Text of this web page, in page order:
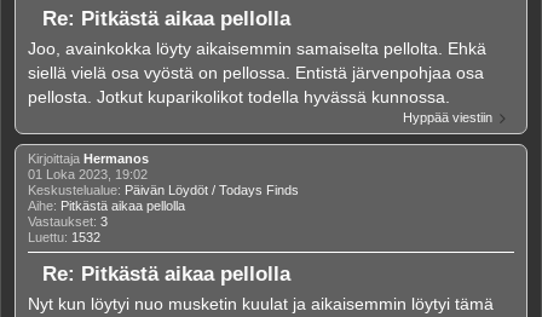
Re: Pitkästä aikaa pellolla
Joo, avainkokka löyty aikaisemmin samaiselta pellolta. Ehkä
siellä vielä osa vyöstä on pellossa. Entistä järvenpohjaa osa
pellosta. Jotkut kuparikolikot todella hyvässä kunnossa.
Hyppää viestiin
Kirjoittaja Hermanos
01 Loka 2023, 19:02
Keskustelualue: Päivän Löydöt / Todays Finds
Aihe: Pitkästä aikaa pellolla
Vastaukset: 3
Luettu: 1532
Re: Pitkästä aikaa pellolla
Nyt kun löytyi nuo musketin kuulat ja aikaisemmin löytyi tämä